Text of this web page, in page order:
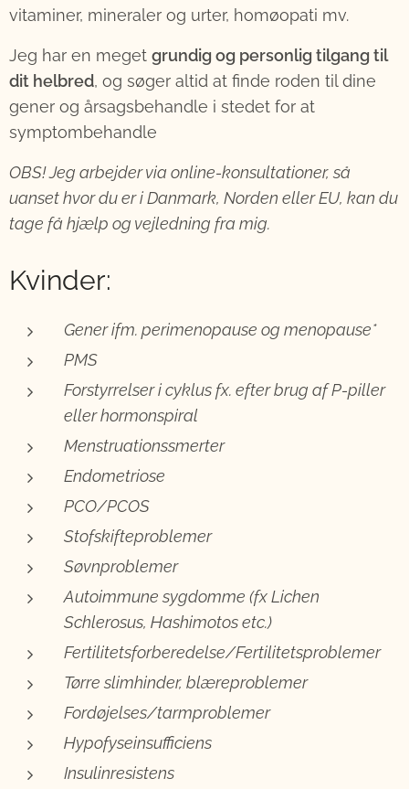
vitaminer, mineraler og urter, homøopati mv.
Jeg har en meget grundig og personlig tilgang til
dit helbred, og søger altid at finde roden til dine
gener og årsagsbehandle i stedet for at
symptombehandle
OBS! Jeg arbejder via online-konsultationer, så
uanset hvor du er i Danmark, Norden eller EU, kan du
tage få hjælp og vejledning fra mig.
Kvinder:
Gener ifm. perimenopause og menopause*
PMS
Forstyrrelser i cyklus fx. efter brug af P-piller
eller hormonspiral
Menstruationssmerter
Endometriose
PCO/PCOS
Stofskifteproblemer
Søvnproblemer
Autoimmune sygdomme (fx Lichen
Schlerosus, Hashimotos etc.)
Fertilitetsforberedelse/Fertilitetsproblemer
Tørre slimhinder, blæreproblemer
Fordøjelses/tarmproblemer
Hypofyseinsufficiens
Insulinresistens